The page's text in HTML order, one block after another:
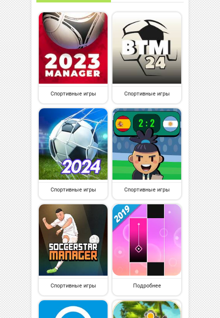
Спортивные игры Спортивные игры
Спортивные игры Спортивные игры
Спортивные игры Подробнее